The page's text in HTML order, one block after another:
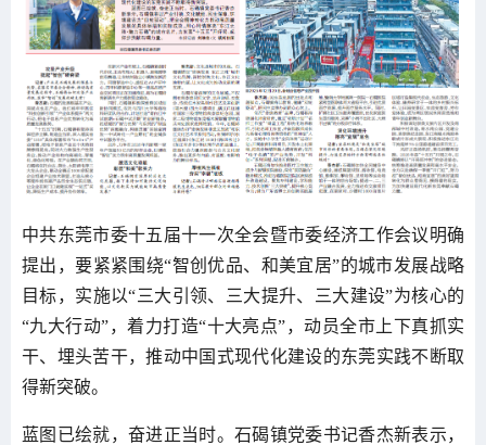
中共东莞市委十五届十一次全会暨市委经济工作会议明确
提出，要紧紧围绕“智创优品、和美宜居”的城市发展战略
目标，实施以“三大引领、三大提升、三大建设”为核心的
“九大行动”，着力打造“十大亮点”，动员全市上下真抓实
干、埋头苦干，推动中国式现代化建设的东莞实践不断取
得新突破。
蓝图已绘就，奋进正当时。石碣镇党委书记香杰新表示，